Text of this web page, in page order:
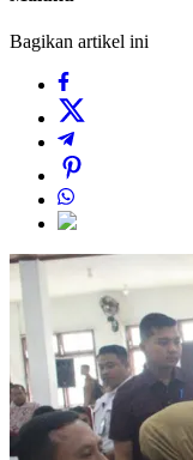
Bagikan artikel ini